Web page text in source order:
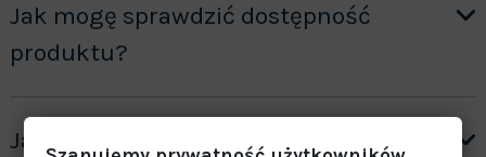
Jak mogę sprawdzić dostępność
produktu?
Jak otrzymać wycenę produktów ”na